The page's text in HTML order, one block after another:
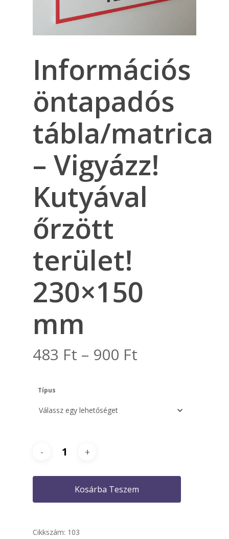
Információs
öntapadós
tábla/matrica
– Vigyázz!
Kutyával
őrzött
terület!
230×150
mm
483 Ft – 900 Ft
Típus
Kosárba Teszem
Cikkszám: 103